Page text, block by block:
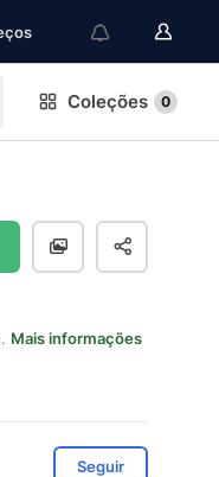
Coleções 0
Mais informações
Seguir